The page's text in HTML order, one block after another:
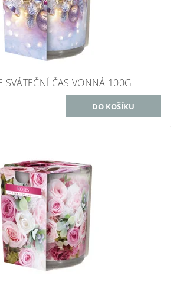
SVÁTEČNÍ ČAS VONNÁ 100G